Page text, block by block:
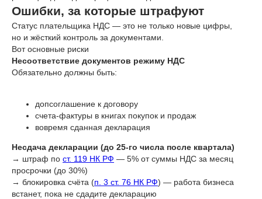
Ошибки, за которые штрафуют
Статус плательщика НДС — это не только новые цифры,
но и жёсткий контроль за документами.
Вот основные риски
Несоответствие документов режиму НДС
Обязательно должны быть:
допсоглашение к договору
счета-фактуры в книгах покупок и продаж
вовремя сданная декларация
Несдача декларации (до 25-го числа после квартала)
→ штраф по ст. 119 НК РФ — 5% от суммы НДС за месяц
просрочки (до 30%)
→ блокировка счёта (п. 3 ст. 76 НК РФ) — работа бизнеса
встанет, пока не сдадите декларацию